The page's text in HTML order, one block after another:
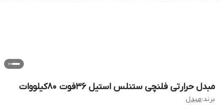
مبدل حرارتی فلنچی ستنلس استیل 36فوت 80کیلووات
برند:مبدل